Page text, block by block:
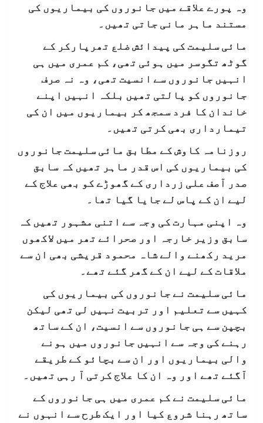
وہ پورے علاقے میں جانوروں کی بیماریوں کی
مستند ماہر مانی جاتی تھیں۔
مائی سلیمت کی پیدائش ضلع تھرپارکر کے
گوٹھ تگوسر میں ہوئی تھی، کم عمری میں ہی
انہیں جانوروں سے انسیت تھی، وہ نہ صرف
جانوروں کو پالتی تھیں بلکہ انہیں اپنے
خاندان کا فرد سمجھ کر بیماریوں میں ان کی
تیمارداری بھی کرتی تھیں۔
روزنامہ کاوش کے مطابق مائی سلیمت جانوروں
کی بیماریوں کی اس قدر ماہر تھیں کہ سابق
صدر آصف علی زرداری کے گھوڑے کو بھی علاج کے
لیے ان کے پاس لے جایا گیا تھا۔
وہ اپنی مہارت کی وجہ سے اتنی مشہور تھیں کہ
سابق وزیر خارجہ اور صحرائے تھر میں لاکھوں
مرید رکھنے والے شاہ محمود قریشی بھی ان سے
ملاقات کے لیے ان کے گھر گئے تھے۔
مائی سلیمت نے جانوروں کی بیماریوں کی
کہیں سے تعلیم اور تربیت نہیں لی تھی لیکن
بچپن سے ہی جانوروں سے انسیت، ان کے ساتھ
رہنے کی وجہ سے انہیں جانوروں میں ہونے
والی بیماریوں اور ان سے بچائو کے طریقے
آگئے تھے اور وہ ان کا علاج کرتی آ رہی تھیں۔
مائی سلیمت نے کم عمری میں ہی جانوروں کے
ساتھ رہنا شروع کیا اور ایک طرح سے انہوں نے